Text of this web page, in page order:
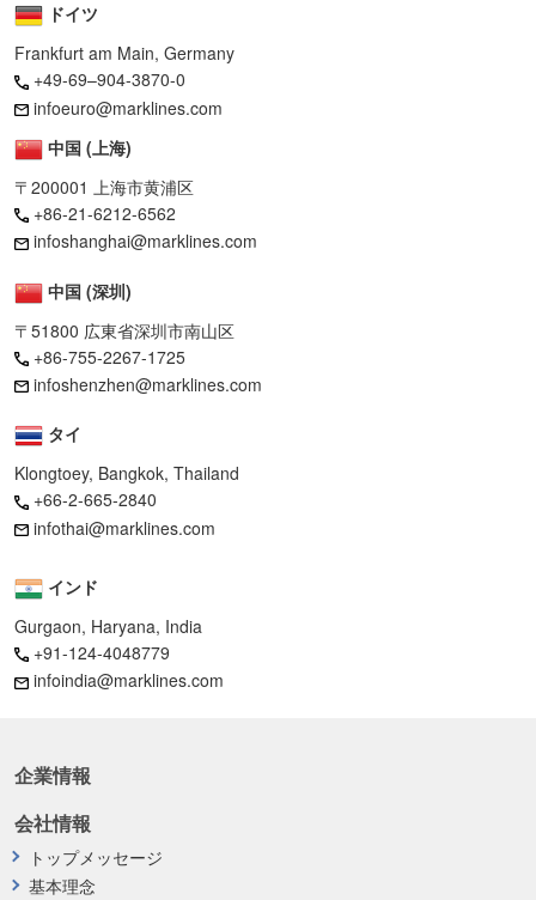
ドイツ
Frankfurt am Main, Germany
+49-69–904-3870-0
infoeuro@marklines.com
中国 (上海)
〒200001 上海市黄浦区
+86-21-6212-6562
infoshanghai@marklines.com
中国 (深圳)
〒51800 広東省深圳市南山区
+86-755-2267-1725
infoshenzhen@marklines.com
タイ
Klongtoey, Bangkok, Thailand
+66-2-665-2840
infothai@marklines.com
インド
Gurgaon, Haryana, India
+91-124-4048779
infoindia@marklines.com
企業情報
会社情報
トップメッセージ
基本理念